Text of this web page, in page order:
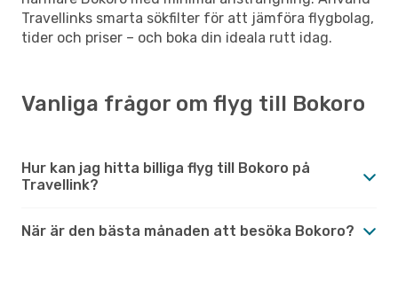
Travellinks smarta sökfilter för att jämföra flygbolag,
tider och priser – och boka din ideala rutt idag.
Vanliga frågor om flyg till Bokoro
Hur kan jag hitta billiga flyg till Bokoro på
Travellink?
När är den bästa månaden att besöka Bokoro?